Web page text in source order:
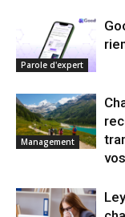
Parole d'expert
Management